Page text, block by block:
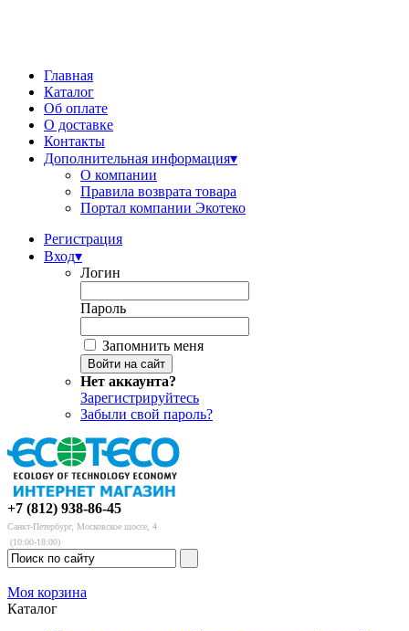
Главная
Каталог
Об оплате
О доставке
Контакты
Дополнительная информация▾
О компании
Правила возврата товара
Портал компании Экотеко
Регистрация
Вход▾
Логин
Пароль
Запомнить меня
Нет аккаунта?
Зарегистрируйтесь
Забыли свой пароль?
+7 (812) 938-86-45
Санкт-Петербург, Московское шоссе, 4
(10:00-18:00)
Моя корзина
Каталог